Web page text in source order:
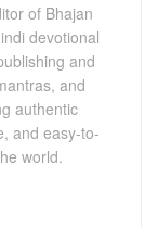
of Bhajan
devotional
and
and
authentic
and easy-to-
world.